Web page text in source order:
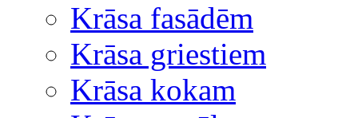
Krāsa fasādēm
Krāsa griestiem
Krāsa kokam